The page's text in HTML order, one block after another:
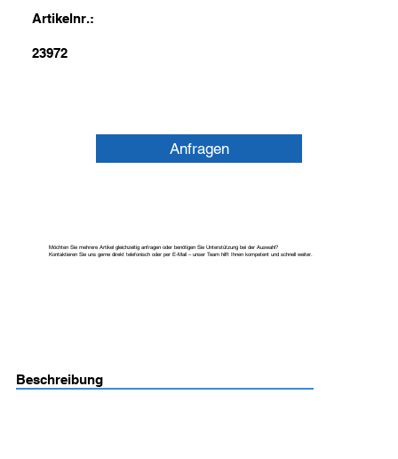
Artikelnr.:
23972
Anfragen
Möchten Sie mehrere Artikel gleichzeitig anfragen oder benötigen Sie Unterstützung bei der Auswahl?
Kontaktieren Sie uns gerne direkt telefonisch oder per E-Mail – unser Team hilft Ihnen kompetent und schnell weiter.
Beschreibung